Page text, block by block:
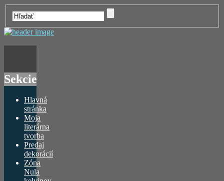
Sekcie
Hlavná
stránka
Moja
literárna
tvorba
Predaj
dekorácií
Zóna
Nula